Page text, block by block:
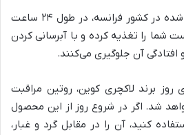
این کرم‌های دوقلوی تولید شده در کشور فرانسه، در طول ۲۴ ساعت
شما را تغذیه کرده و با آبرسانی کردن
آن جلوگیری می‌کنند.
روز برند لاکچری کوین، روتین مراقبت
شد. اگر در شروع روز از این محصول
کنید، آن را در مقابل گرد و غبار،